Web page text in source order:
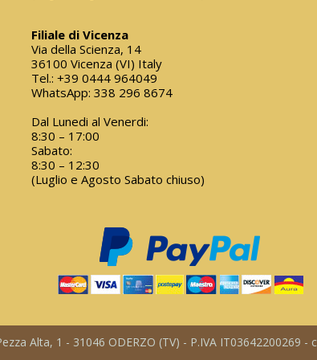
Filiale di Vicenza
Via della Scienza, 14
36100 Vicenza (VI) Italy
Tel.: +39 0444 964049
WhatsApp: 338 296 8674
Dal Lunedi al Venerdi:
8:30 – 17:00
Sabato:
8:30 – 12:30
(Luglio e Agosto Sabato chiuso)
Alta, 1 - 31046 ODERZO (TV) - P.IVA IT03642200269 -